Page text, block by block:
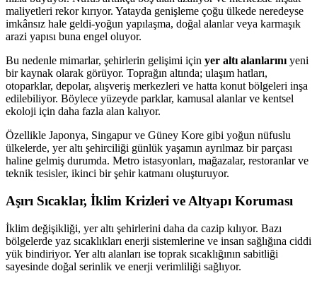
maliyetleri rekor kırıyor. Yatayda genişleme çoğu ülkede neredeyse
imkânsız hale geldi-yoğun yapılaşma, doğal alanlar veya karmaşık
arazi yapısı buna engel oluyor.
Bu nedenle mimarlar, şehirlerin gelişimi için yer altı alanlarınıyeni
bir kaynak olarak görüyor. Toprağın altında; ulaşım hatları,
otoparklar, depolar, alışveriş merkezleri ve hatta konut bölgeleri inşa
edilebiliyor. Böylece yüzeyde parklar, kamusal alanlar ve kentsel
ekoloji için daha fazla alan kalıyor.
Özellikle Japonya, Singapur ve Güney Kore gibi yoğun nüfuslu
ülkelerde, yer altı şehirciliği günlük yaşamın ayrılmaz bir parçası
haline gelmiş durumda. Metro istasyonları, mağazalar, restoranlar ve
teknik tesisler, ikinci bir şehir katmanı oluşturuyor.
Aşırı Sıcaklar, İklim Krizleri ve Altyapı Koruması
İklim değişikliği, yer altı şehirlerini daha da cazip kılıyor. Bazı
bölgelerde yaz sıcaklıkları enerji sistemlerine ve insan sağlığına ciddi
yük bindiriyor. Yer altı alanları ise toprak sıcaklığının sabitliği
sayesinde doğal serinlik ve enerji verimliliği sağlıyor.